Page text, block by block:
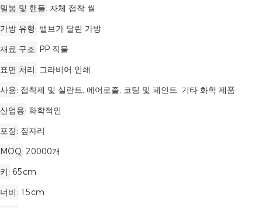
밀봉 및 핸들 자체 접착 씰
가방 유형 밸브가 달린 가방
재료 구조 PP 직물
표면 처리 그라비어 인쇄
사용 접착제 및 실란트, 에어로졸, 코팅 및 페인트, 기타 화학 제품
산업용 화학적인
포장 짚자리
MOQ 20000개
키 65cm
너비 15cm